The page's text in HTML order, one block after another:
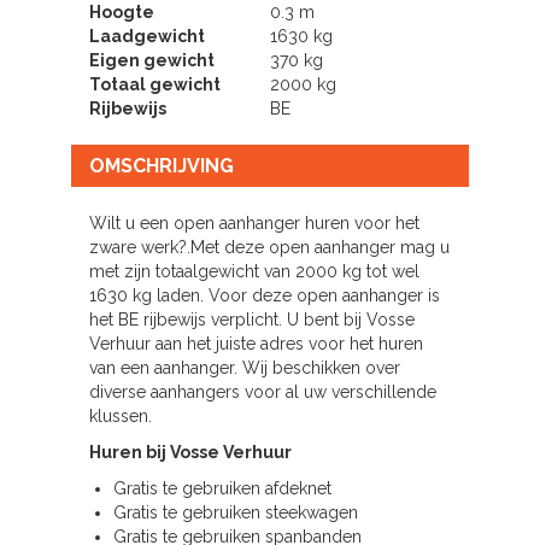
Hoogte
0.3 m
Laadgewicht
1630 kg
Eigen gewicht
370 kg
Totaal gewicht
2000 kg
Rijbewijs
BE
OMSCHRIJVING
Wilt u een open aanhanger huren voor het
zware werk?.Met deze open aanhanger mag u
met zijn totaalgewicht van 2000 kg tot wel
1630 kg laden. Voor deze open aanhanger is
het BE rijbewijs verplicht. U bent bij Vosse
Verhuur aan het juiste adres voor het huren
van een aanhanger. Wij beschikken over
diverse aanhangers voor al uw verschillende
klussen.
Huren bij Vosse Verhuur
Gratis te gebruiken afdeknet
Gratis te gebruiken steekwagen
Gratis te gebruiken spanbanden